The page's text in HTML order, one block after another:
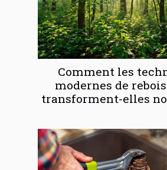
Comment les
modernes de
transforment-elles